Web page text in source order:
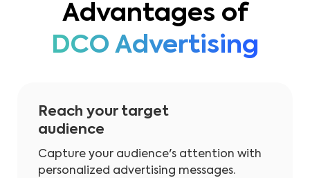
Advantages of
DCO Advertising
Reach your target
audience
Capture your audience's attention with
personalized advertising messages.